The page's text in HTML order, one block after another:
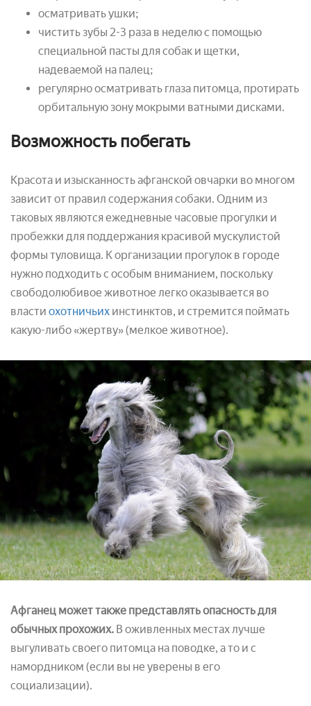
осматривать ушки;
чистить зубы 2-3 раза в неделю с помощью
специальной пасты для собак и щетки,
надеваемой на палец;
регулярно осматривать глаза питомца, протирать
орбитальную зону мокрыми ватными дисками.
Возможность побегать
Красота и изысканность афганской овчарки во многом
зависит от правил содержания собаки. Одним из
таковых являются ежедневные часовые прогулки и
пробежки для поддержания красивой мускулистой
формы туловища. К организации прогулок в городе
нужно подходить с особым вниманием, поскольку
свободолюбивое животное легко оказывается во
власти охотничьих инстинктов, и стремится поймать
какую-либо «жертву» (мелкое животное).
Афганец может также представлять опасность для
обычных прохожих. В оживленных местах лучше
выгуливать своего питомца на поводке, а то и с
намордником (если вы не уверены в его
социализации).